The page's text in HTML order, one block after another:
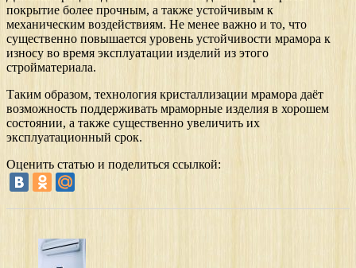
покрытие более прочным, а также устойчивым к
механическим воздействиям. Не менее важно и то, что
существенно повышается уровень устойчивости мрамора к
износу во время эксплуатации изделий из этого
стройматериала.
Таким образом, технология кристаллизации мрамора даёт
возможность поддерживать мраморные изделия в хорошем
состоянии, а также существенно увеличить их
эксплуатационный срок.
Оценить статью и поделиться ссылкой: